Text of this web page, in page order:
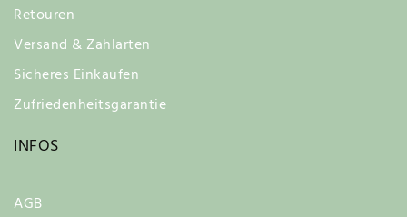
Retouren
Versand & Zahlarten
Sicheres Einkaufen
Zufriedenheitsgarantie
INFOS
AGB